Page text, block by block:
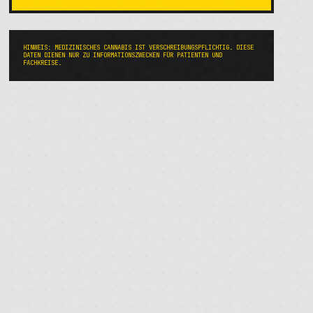
HINWEIS: MEDIZINISCHES CANNABIS IST VERSCHREIBUNGSPFLICHTIG. DIESE
DATEN DIENEN NUR ZU INFORMATIONSZWECKEN FÜR PATIENTEN UND
FACHKREISE.